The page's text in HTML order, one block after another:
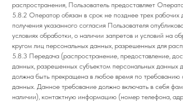
распространения, Пользователь предоставляет
5.8.2 Оператор обязан в срок не позднее трех рабочих
получения указанного согласия Пользователя
условиях обработки, о наличии запретов и условий на
кругом лиц персональных данных, разрешенных для
5.8.3 Передача (распространение, предоставление,
данных, разрешенных субъектом персональных данных
должна быть прекращена в любое время по требованию
данных. Данное требование должно включать в себя
наличии), контактную информацию (номер телефона,